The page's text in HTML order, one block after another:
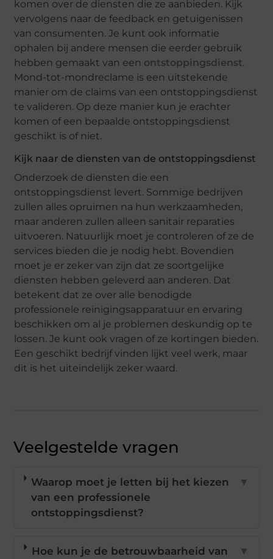
komen over de diensten die ze aanbieden. Kijk
vervolgens naar de feedback en getuigenissen
van consumenten. Je kunt ook informatie
ophalen bij andere mensen die eerder gebruik
hebben gemaakt van een ontstoppingsdienst.
Mond-tot-mondreclame is een uitstekende
manier om de claims van een ontstoppingsdienst
te valideren. Op deze manier kun je erachter
komen of een bepaalde ontstoppingsdienst
geschikt is of niet.
Kijk naar de diensten van de ontstoppingsdienst
Onderzoek de diensten die een
ontstoppingsdienst levert. Sommige bedrijven
zullen alles opruimen na hun werkzaamheden,
maar anderen zullen alleen sanitair reparaties
uitvoeren. Natuurlijk moet je controleren of ze de
services bieden die je nodig hebt. Bovendien
moet je er zeker van zijn dat ze soortgelijke
diensten hebben geleverd aan anderen. Dat
betekent dat ze over alle benodigde
professionele reinigingsapparatuur en ervaring
beschikken om al je problemen deskundig op te
lossen. Je kunt ook vragen of ze kortingen bieden.
Een geschikt bedrijf vinden lijkt veel werk, maar
dit is het uiteindelijk zeker waard.
Veelgestelde vragen
Waarop moet je letten bij het kiezen
van een professionele
ontstoppingsdienst?
▼
Hoe kun je de betrouwbaarheid van
▼